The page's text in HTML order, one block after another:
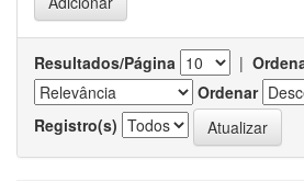
Resultados/Página |
Ordenar
Registro(s)